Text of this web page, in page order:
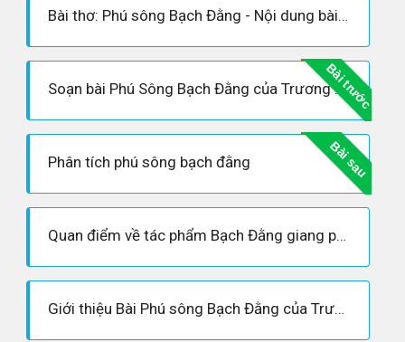
Bài thơ: Phú sông Bạch Đằng - Nội dung bài thơ, Hoàn cảnh sáng tác, Dàn ý phân tích tác phẩm
Bài trước
Soạn bài Phú Sông Bạch Đằng của Trương Hán Siêu
Bài sau
Phân tích phú sông bạch đằng
Quan điểm về tác phẩm Bạch Đằng giang phú của Trương Hán Siêu
Giới thiệu Bài Phú sông Bạch Đằng của Trương Hán Siêu